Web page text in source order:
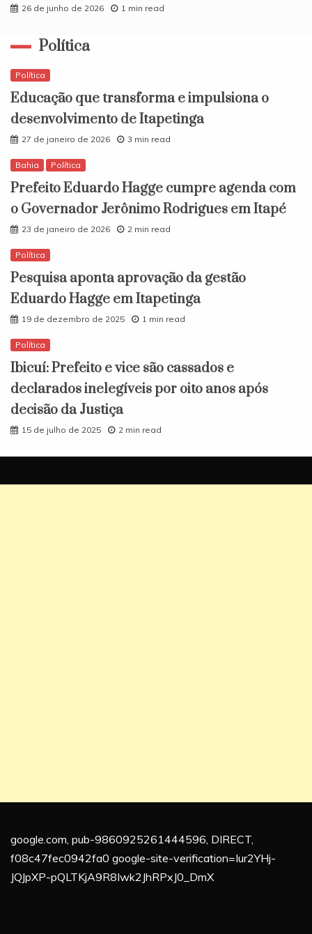
26 de junho de 2026 1 min read
Política
Política
Educação que transforma e impulsiona o
desenvolvimento de Itapetinga
27 de janeiro de 2026 3 min read
Bahia Política
Prefeito Eduardo Hagge cumpre agenda com
o Governador Jerônimo Rodrigues em Itapé
23 de janeiro de 2026 2 min read
Política
Pesquisa aponta aprovação da gestão
Eduardo Hagge em Itapetinga
19 de dezembro de 2025 1 min read
Política
Ibicuí: Prefeito e vice são cassados e
declarados inelegíveis por oito anos após
decisão da Justiça
15 de julho de 2025 2 min read
google.com, pub-9860925261444596, DIRECT,
f08c47fec0942fa0 google-site-verification=Iur2YHj-
JQJpXP-pQLTKjA9R8Iwk2JhRPxJ0_DmX